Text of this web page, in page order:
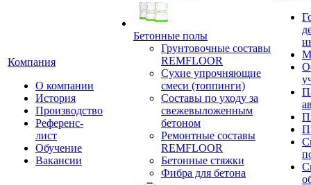
Компания
О компании
История
Производство
Референс-
лист
Обучение
Вакансии
Бетонные полы
Грунтовочные составы
REMFLOOR
Сухие упрочняющие
смеси (топпинги)
Составы по уходу за
свежевыложенным
бетоном
Ремонтные составы
REMFLOOR
Бетонные стяжки
Фибра для бетона